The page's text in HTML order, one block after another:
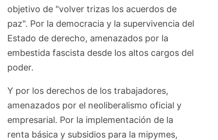
objetivo de "volver trizas los acuerdos de
paz". Por la democracia y la supervivencia del
Estado de derecho, amenazados por la
embestida fascista desde los altos cargos del
poder.
Y por los derechos de los trabajadores,
amenazados por el neoliberalismo oficial y
empresarial. Por la implementación de la
renta básica y subsidios para la mipymes,